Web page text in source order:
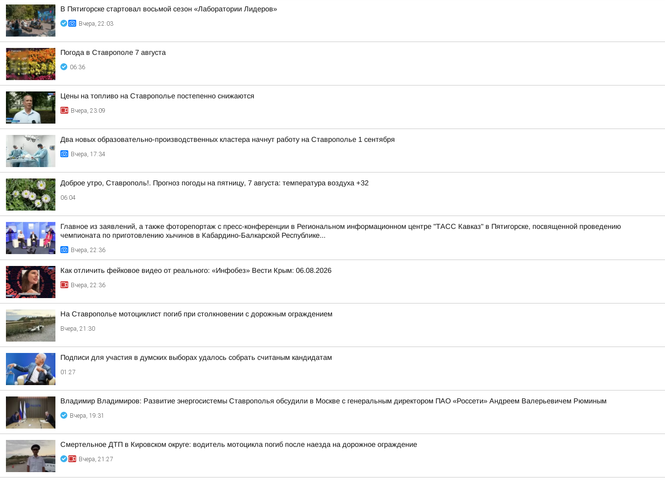
В Пятигорске стартовал восьмой сезон «Лаборатории Лидеров»
Вчера, 22:03
Погода в Ставрополе 7 августа
06:36
Цены на топливо на Ставрополье постепенно снижаются
Вчера, 23:09
Два новых образовательно-производственных кластера начнут работу на Ставрополье 1 сентября
Вчера, 17:34
Доброе утро, Ставрополь!. Прогноз погоды на пятницу, 7 августа: температура воздуха +32
06:04
Главное из заявлений, а также фоторепортаж с пресс-конференции в Региональном информационном центре "ТАСС Кавказ" в Пятигорске, посвященной проведению
чемпионата по приготовлению хычинов в Кабардино-Балкарской Республике...
Вчера, 22:36
Как отличить фейковое видео от реального: «Инфобез» Вести Крым: 06.08.2026
Вчера, 22:36
На Ставрополье мотоциклист погиб при столкновении с дорожным ограждением
Вчера, 21:30
Подписи для участия в думских выборах удалось собрать считаным кандидатам
01:27
Владимир Владимиров: Развитие энергосистемы Ставрополья обсудили в Москве с генеральным директором ПАО «Россети» Андреем Валерьевичем Рюминым
Вчера, 19:31
Смертельное ДТП в Кировском округе: водитель мотоцикла погиб после наезда на дорожное ограждение
Вчера, 21:27